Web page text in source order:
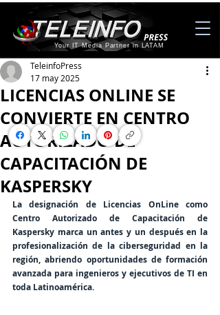
Your IT Media Partner in LATAM
LICENCIAS ONLINE SE
CONVIERTE EN CENTRO
AUTORIZADO DE
CAPACITACIÓN DE
KASPERSKY
TeleinfoPress
17 may 2025
La designación de Licencias OnLine como
Centro Autorizado de Capacitación de
Kaspersky marca un antes y un después en la
profesionalización de la ciberseguridad en la
región, abriendo oportunidades de formación
avanzada para ingenieros y ejecutivos de TI en
toda Latinoamérica.